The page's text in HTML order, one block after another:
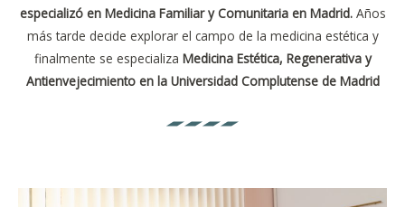
especializó en Medicina Familiar y Comunitaria en Madrid.Años
más tarde decide explorar el campo de la medicina estética y
finalmente se especializa Medicina Estética, Regenerativa y
Antienvejecimiento en la Universidad Complutense de Madrid